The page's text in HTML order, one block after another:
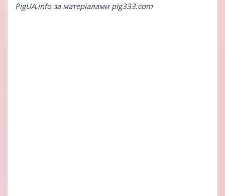
PigUA.info за матеріалами pig333.com